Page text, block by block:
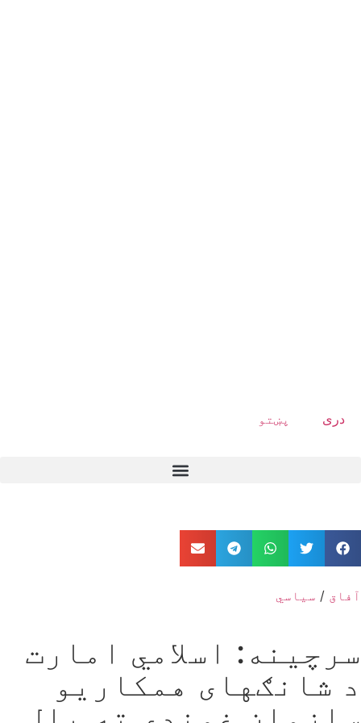
دری پښتو
آفاق / سیاسي
سرچینه: اسلامي امارت
د شانګهای همکاریو